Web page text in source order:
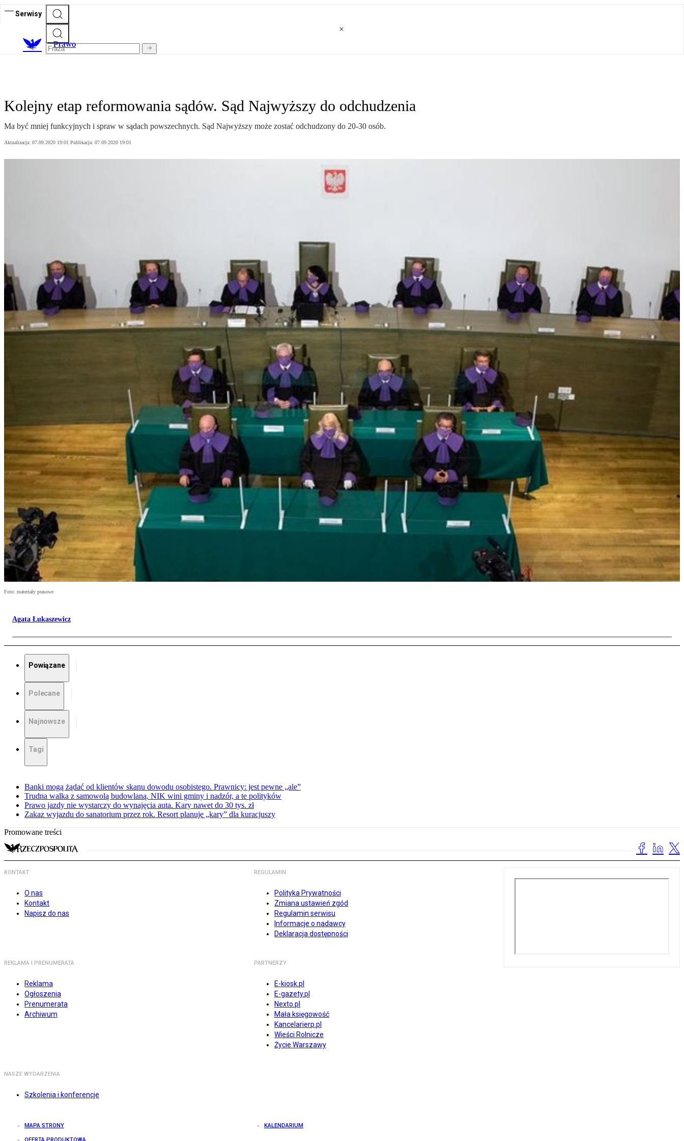
Serwisy
Prawo
Kolejny etap reformowania sądów. Sąd Najwyższy do odchudzenia
Ma być mniej funkcyjnych i spraw w sądach powszechnych. Sąd Najwyższy może zostać odchudzony do 20-30 osób.
Aktualizacja: 07.09.2020 19:01 Publikacja: 07.09.2020 19:01
Foto: materiały prasowe
Agata Łukaszewicz
Powiązane
Polecane
Najnowsze
Tagi
Banki mogą żądać od klientów skanu dowodu osobistego. Prawnicy: jest pewne „ale”
Trudna walka z samowolą budowlaną. NIK wini gminy i nadzór, a te polityków
Prawo jazdy nie wystarczy do wynajęcia auta. Kary nawet do 30 tys. zł
Zakaz wyjazdu do sanatorium przez rok. Resort planuje „kary” dla kuracjuszy
Promowane treści
KONTAKT
O nas
Kontakt
Napisz do nas
REGULAMIN
Polityka Prywatności
Zmiana ustawień zgód
Regulamin serwisu
Informacje o nadawcy
Deklaracja dostępności
REKLAMA I PRENUMERATA
Reklama
Ogłoszenia
Prenumerata
Archiwum
PARTNERZY
E-kiosk.pl
E-gazety.pl
Nexto.pl
Mała księgowość
Kancelarierp.pl
Wieści Rolnicze
Życie Warszawy
NASZE WYDARZENIA
Szkolenia i konferencje
MAPA STRONY KALENDARIUM